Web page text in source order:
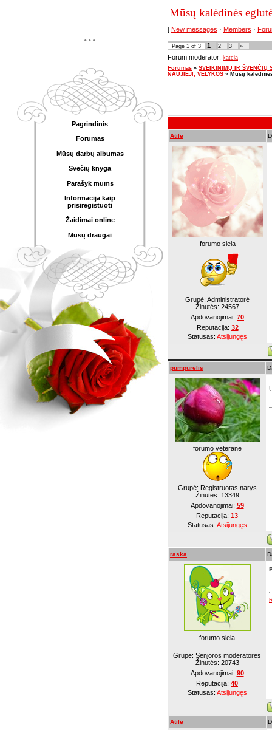
...
Pagrindinis
Forumas
Mūsų darbų albumas
Svečių knyga
Parašyk mums
Informacija kaip
prisiregistuoti
Žaidimai online
Mūsų draugai
Mūsų kalėdinės
[ New messages · Members ·
Page 1 of 3 1 2 3 »
Forum moderator: katcia
Forumas » SVEIKINIMŲ IR
NAUJIEJI, VELYKOS » Mūsų
Atile
forumo siela
Grupė: Administratorė
Žinutės: 24567
Apdovanojimai: 70
Reputacija: 32
Statusas: Atsijungęs
pumpurelis
forumo veteranė
Grupė: Registruotas narys
Žinutės: 13349
Apdovanojimai: 59
Reputacija: 13
Statusas: Atsijungęs
raska
forumo siela
Grupė: Senjoros moderatorės
Žinutės: 20743
Apdovanojimai: 90
Reputacija: 40
Statusas: Atsijungęs
Atile